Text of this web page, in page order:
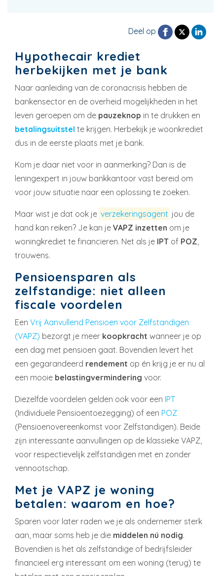
Deel op
Hypothecair krediet
herbekijken met je bank
Naar aanleiding van de coronacrisis hebben de
bankensector en de overheid mogelijkheden in het
leven geroepen om de pauzeknop in te drukken en
betalingsuitstel te krijgen. Herbekijk je woonkrediet
dus in de eerste plaats met je bank.
Kom je daar niet voor in aanmerking? Dan is de
leningexpert in jouw bankkantoor vast bereid om
voor jouw situatie naar een oplossing te zoeken.
Maar wist je dat ook je verzekeringsagent jou de
hand kan reiken? Je kan je VAPZ inzetten om je
woningkrediet te financieren. Net als je IPT of POZ
trouwens.
Pensioensparen als
zelfstandige: niet alleen
fiscale voordelen
Een Vrij Aanvullend Pensioen voor Zelfstandigen
(VAPZ) bezorgt je meer koopkracht wanneer je op
een dag met pensioen gaat. Bovendien levert het
een gegarandeerd rendement op én krijg je er nu al
een mooie belastingvermindering voor.
Diezelfde voordelen gelden ook voor een IPT
(Individuele Pensioentoezegging) of een POZ
(Pensioenovereenkomst voor Zelfstandigen). Beide
zijn interessante aanvullingen op de klassieke VAPZ,
voor respectievelijk zelfstandigen met en zonder
vennootschap.
Met je VAPZ je woning
betalen: waarom en hoe?
Sparen voor later raden we je als ondernemer sterk
aan, maar soms heb je die middelen nú nodig.
Bovendien is het als zelfstandige of bedrijfsleider
financieel erg interessant om een woning (terug) te